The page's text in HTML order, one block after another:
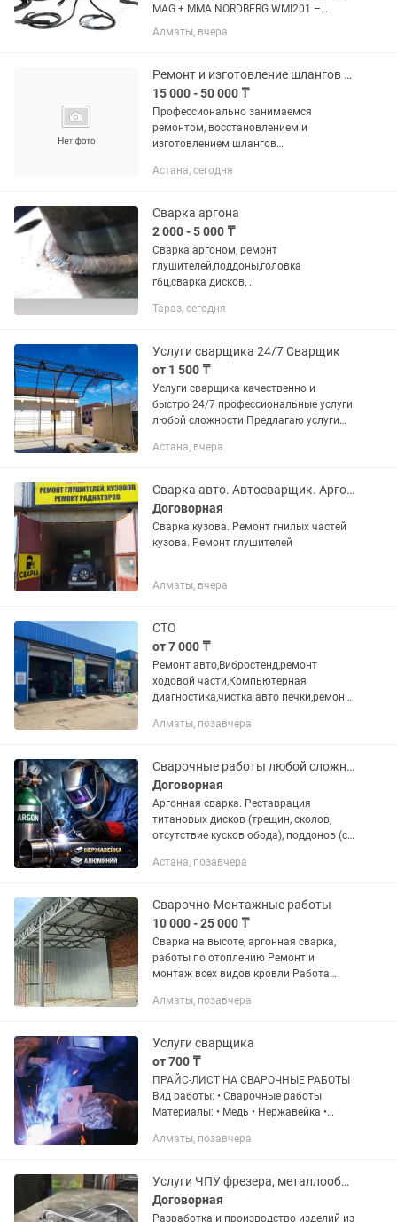
MAG + MMA NORDBERG WMI201 –
устройство для сварки углеродистых и
легированных сталей. ФУНКЦИОНАЛ
в среде защитных газов MAG...
Алматы, вчера
Ремонт и изготовление шлангов кондиционера с гарантией
15 000 - 50 000 ₸
Профессионально занимаемся
ремонтом, восстановлением и
изготовлением шлангов
спецтехники, грузовиков и
Изготовление новых шлангов
высокого и...
Астана, сегодня
Сварка аргона
2 000 - 5 000 ₸
Сварка аргоном, ремонт
глушителей,поддоны,головка
гбц,сварка дисков, .
Тараз, сегодня
Услуги сварщика 24/7 Сварщик
от 1 500 ₸
Услуги сварщика качественно и
быстро 24/7 профессиональные услуги
любой сложности Предлагаю услуги
опытом работы. Выполняю сварочные
Астана, вчера
Сварка авто. Автосварщик. Аргон. Кемпинг
Договорная
Сварка кузова. Ремонт гнилых частей
кузова. Ремонт глушителей
Алматы, вчера
СТО
от 7 000 ₸
Ремонт авто,Вибростенд,ремонт
ходовой части,Компьютерная
диагностика,чистка авто печки,ремонт
фотоном,сварка Кемпинг и Аргон.
Алматы, позавчера
Сварочные работы любой сложности
Договорная
Аргонная сварка. Реставрация
титановых дисков (трещин, сколов,
отсутствие кусков обода), поддонов (со
головок двигателя. Восстановление
Астана, позавчера
Сварочно-Монтажные работы
10 000 - 25 000 ₸
Сварка на высоте, аргонная сварка,
работы по отоплению Ремонт и
монтаж всех видов кровли Работа
Алматы, позавчера
Услуги сварщика
от 700 ₸
ПРАЙС-ЛИСТ НА СВАРОЧНЫЕ РАБОТЫ
Вид работы: • Сварочные работы
Материалы: • Медь • Нержавейка •
на объект: • Не предоставляется
Алматы, позавчера
Услуги ЧПУ фрезера, металлообработка, аргон
Договорная
Разработка и производство изделий из